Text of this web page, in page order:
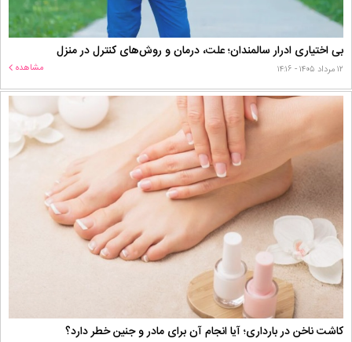
بی اختیاری ادرار سالمندان؛ علت، درمان و روش‌های کنترل در منزل
۱۲ مرداد ۱۴۰۵ - ۱۴:۱۶ مشاهده
کاشت ناخن در بارداری؛ آیا انجام آن برای مادر و جنین خطر دارد؟